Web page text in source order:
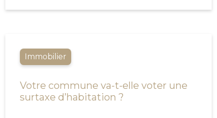
Immobilier
Votre commune va-t-elle voter une
surtaxe d’habitation ?